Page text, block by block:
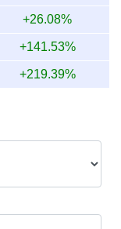
49,273.80 574.73
+26.08%
+141.53%
+219.39%